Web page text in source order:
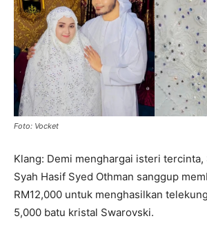
Foto: Vocket
Klang: Demi menghargai isteri tercinta,
Syah Hasif Syed Othman sanggup
RM12,000 untuk menghasilkan
5,000 batu kristal Swarovski.